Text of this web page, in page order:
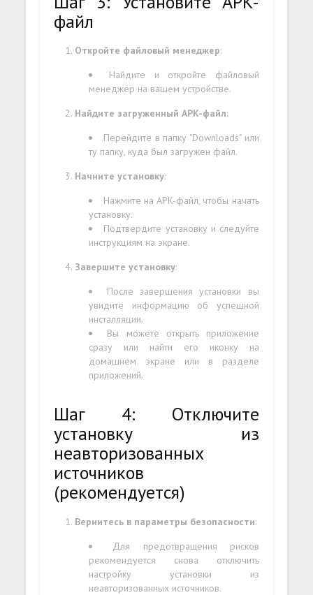
файл
Откройте файловый менеджер:
Найдите и откройте файловый
менеджер на вашем устройстве.
Найдите загруженный APK-файл:
Перейдите в папку "Downloads" или
ту папку, куда был загружен файл.
Начните установку:
Нажмите на APK-файл, чтобы начать
установку.
Подтвердите установку и следуйте
инструкциям на экране.
Завершите установку:
После завершения установки вы
увидите информацию об успешной
инсталляции.
Вы можете открыть приложение
сразу или найти его иконку на
домашнем экране или в разделе
приложений.
Шаг 4: Отключите
установку из
неавторизованных
источников
(рекомендуется)
Вернитесь в параметры безопасности:
Для предотвращения рисков
рекомендуется снова отключить
настройку установки из
неавторизованных источников.